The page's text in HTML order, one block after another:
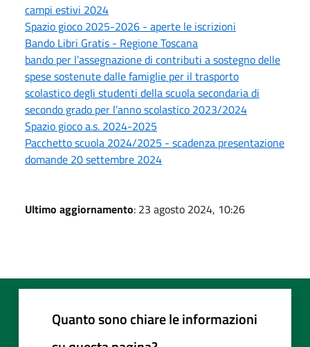
campi estivi 2024
Spazio gioco 2025-2026 - aperte le iscrizioni
Bando Libri Gratis - Regione Toscana
bando per l’assegnazione di contributi a sostegno delle
spese sostenute dalle famiglie per il trasporto
scolastico degli studenti della scuola secondaria di
secondo grado per l’anno scolastico 2023/2024
Spazio gioco a.s. 2024-2025
Pacchetto scuola 2024/2025 - scadenza presentazione
domande 20 settembre 2024
Ultimo aggiornamento: 23 agosto 2024, 10:26
Quanto sono chiare le informazioni